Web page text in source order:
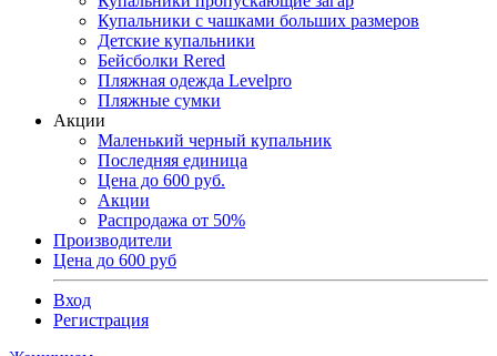
Купальники с чашками больших размеров
Детские купальники
Бейсболки Rered
Пляжная одежда Levelpro
Пляжные сумки
Акции
Маленький черный купальник
Последняя единица
Цена до 600 руб.
Акции
Распродажа от 50%
Производители
Цена до 600 руб
Вход
Регистрация